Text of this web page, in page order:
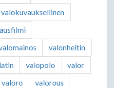
valokuvauksellinen
valonheitin
valopolo
valor
valoro
valorous